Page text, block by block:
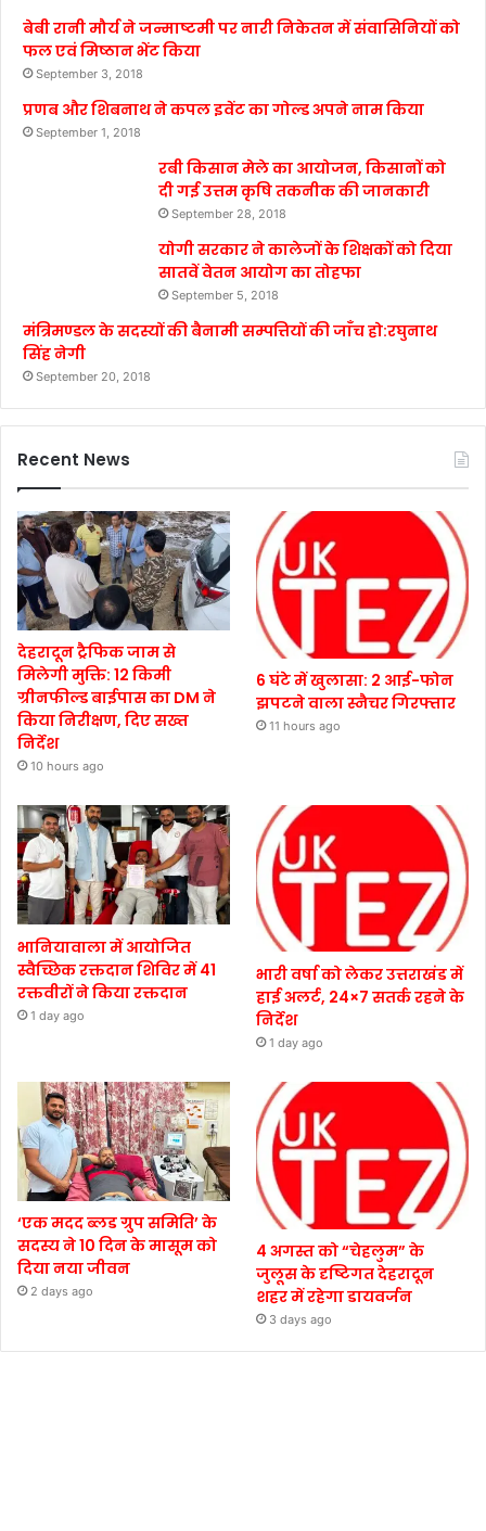
बेबी रानी मौर्य ने जन्माष्टमी पर नारी निकेतन में संवासिनियों को
फल एवं मिष्ठान भेंट किया
September 3, 2018
प्रणब और शिबनाथ ने कपल इवेंट का गोल्ड अपने नाम किया
September 1, 2018
रबी किसान मेले का आयोजन, किसानों को
दी गई उत्तम कृषि तकनीक की जानकारी
September 28, 2018
योगी सरकार ने कालेजों के शिक्षकों को दिया
सातवें वेतन आयोग का तोहफा
September 5, 2018
मंत्रिमण्डल के सदस्यों की बैनामी सम्पत्तियों की जाँच हो:रघुनाथ
सिंह नेगी
September 20, 2018
Recent News
देहरादून ट्रैफिक जाम से
मिलेगी मुक्ति: 12 किमी
ग्रीनफील्ड बाईपास का DM ने
किया निरीक्षण, दिए सख्त
निर्देश
10 hours ago
6 घंटे में खुलासा: 2 आई-फोन
झपटने वाला स्नैचर गिरफ्तार
11 hours ago
भानियावाला में आयोजित
स्वैच्छिक रक्तदान शिविर में 41
रक्तवीरों ने किया रक्तदान
1 day ago
भारी वर्षा को लेकर उत्तराखंड में
हाई अलर्ट, 24×7 सतर्क रहने के
निर्देश
1 day ago
‘एक मदद ब्लड ग्रुप समिति’ के
सदस्य ने 10 दिन के मासूम को
दिया नया जीवन
2 days ago
4 अगस्त को “चेहलुम” के
जुलूस के दृष्टिगत देहरादून
शहर में रहेगा डायवर्जन
3 days ago